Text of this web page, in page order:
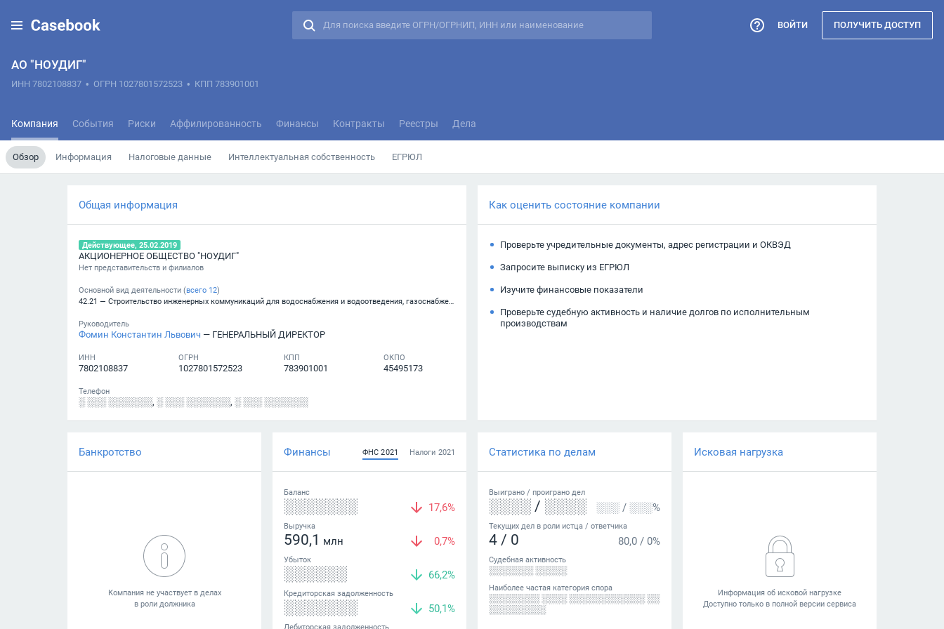
АО "НОУДИГ"
ИНН 7802108837 • ОГРН 1027801572523 • КПП 783901001
Компания События Риски Аффилированность Финансы Контракты Реестры Дела
Обзор Информация Налоговые данные Интеллектуальная собственность ЕГРЮЛ
ВОЙТИ ПОЛУЧИТЬ ДОСТУП
Общая информация
Действующее, 25.02.2019
АКЦИОНЕРНОЕ ОБЩЕСТВО "НОУДИГ"
Нет представительств и филиалов
Основной вид деятельности (всего 12)
42.21 — Строительство инженерных коммуникаций для водоснабжения и водоотведения, газоснабжения
Руководитель
Фомин Константин Львович — ГЕНЕРАЛЬНЫЙ ДИРЕКТОР
ИНН
7802108837
ОГРН
1027801572523
КПП
783901001
ОКПО
45495173
Телефон
░ ░░░ ░░░░░░░, ░ ░░░ ░░░░░░░, ░ ░░░ ░░░░░░░
Как оценить состояние компании
Проверьте учредительные документы, адрес регистрации и ОКВЭД
Запросите выписку из ЕГРЮЛ
Изучите финансовые показатели
Проверьте судебную активность и наличие долгов по исполнительным
производствам
Банкротство Финансы ФНС 2021 Налоги 2021
Баланс
░░░░░░░ 17,6%
Выручка
590,1 млн 0,7%
Убыток
░░░░░░ 66,2%
Кредиторская задолженность
░░░░░░░ 50,1%
Дебиторская задолженность
Статистика по делам
Выиграно / проиграно дел
░░░░ / ░░░░ ░░░ / ░░░%
Текущих дел в роли истца / ответчика
4 / 0 80,0 / 0%
Судебная активность
░░░░░░░ ░░░░░
Наиболее частая категория спора
░░░░░░░░ ░░░░ ░░░░░░░░░░░░ ░░
░░░░░░░░░
Исковая нагрузка